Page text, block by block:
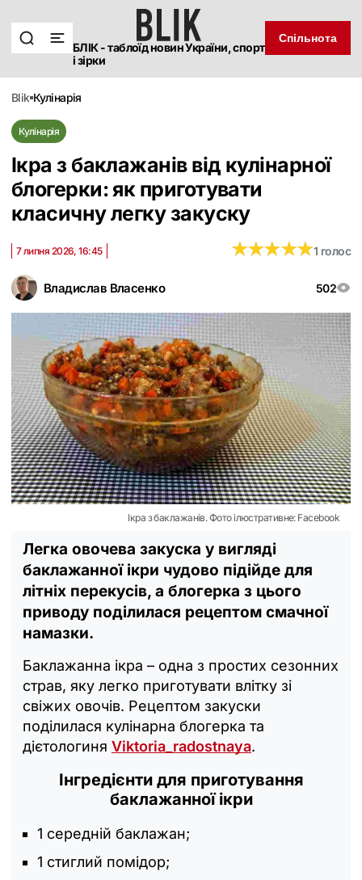
БЛІК - таблоїд новин України, спорт
і зірки
Спільнота
blik кулінарія
Кулінарія
Ікра з баклажанів від кулінарної
блогерки: як приготувати
класичну легку закуску
Владислав Власенко 502
7 липня 2026, 16:45 ★★★★★
★★★★★1 голос
Ікра з баклажанів. Фото ілюстративне: Facebook
Легка овочева закуска у вигляді
баклажанної ікри чудово підійде для
літніх перекусів, а блогерка з цього
приводу поділилася рецептом смачної
намазки.
Баклажанна ікра – одна з простих сезонних
страв, яку легко приготувати влітку зі
свіжих овочів. Рецептом закуски
поділилася кулінарна блогерка та
дієтологиня Viktoria_radostnaya.
Інгредієнти для приготування
баклажанної ікри
1 середній баклажан;
1 стиглий помідор;